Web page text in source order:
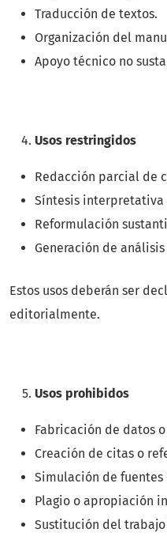
Traducción de textos.
Organización del
Apoyo técnico no
Usos restringidos
Redacción parcial de
Síntesis interpretativa
Reformulación
Generación de
Estos usos deberán ser
editorialmente.
Usos prohibidos
Fabricación de datos
Creación de citas o
Simulación de fuentes
Plagio o apropiación
Sustitución del